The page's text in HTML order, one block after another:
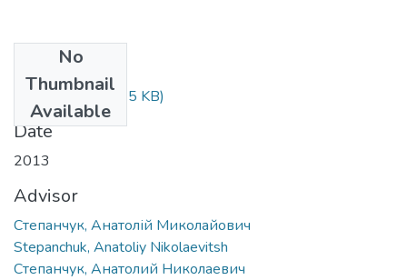
No
Thumbnail
Available
2533-p.doc(624.5 KB)
Date
2013
Advisor
Степанчук, Анатолій Миколайович
Stepanchuk, Anatoliy Nikolaevitsh
Степанчук, Анатолий Николаевич